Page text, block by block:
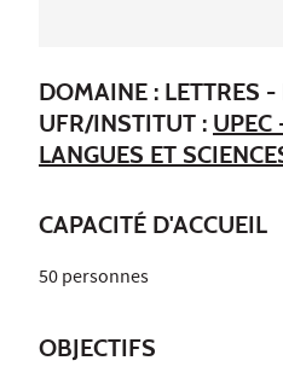
DOMAINE : LETTRES -
UFR/INSTITUT : UPEC
LANGUES ET
CAPACITÉ D'ACCUEIL
50 personnes
OBJECTIFS